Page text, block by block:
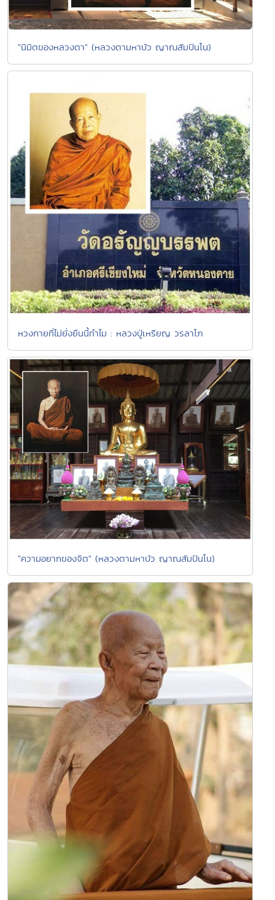
"นิมิตของหลวงตา" (หลวงตามหาบัว ญาณสัมปันโน)
หวงกายที่ไม่ยั่งยืนนี้ทำไม : หลวงปู่เหรียญ วรลาโภ
"ความอยากของจิต" (หลวงตามหาบัว ญาณสัมปันโน)